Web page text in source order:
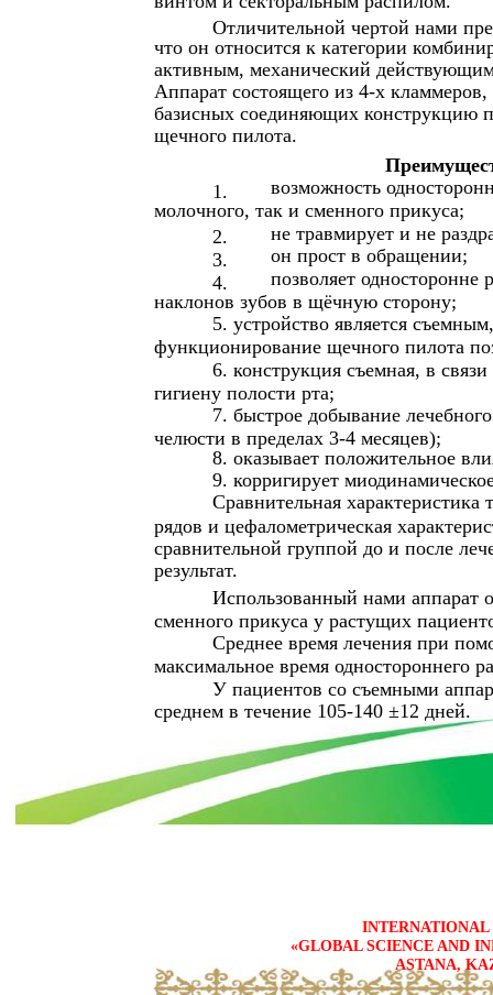
Отличительной чертой нами
что он относится к категории
активным, механический
Аппарат состоящего из 4-х
базисных соединяющих конструкцию
щечного пилота.
1.
возможность
молочного, так и сменного прикуса;
2.
не травмирует и не
3.
он прост в обращении;
4.
позволяет
наклонов зубов в щёчную сторону;
5. устройство является
функционирование щечного пилота
6. конструкция съемная, в
гигиену полости рта;
7. быстрое добывание
челюсти в пределах 3-4 месяцев);
8. оказывает положительное
9. корригирует
Сравнительная характеристика
рядов и цефалометрическая
сравнительной группой до и после
результат.
Использованный нами аппарат
сменного прикуса у растущих
Среднее время лечения при
максимальное время одностороннего
У пациентов со съемными
среднем в течение 105-140 ±12 дней.
«GLOBAL SCIENCE AND
ASTANA,